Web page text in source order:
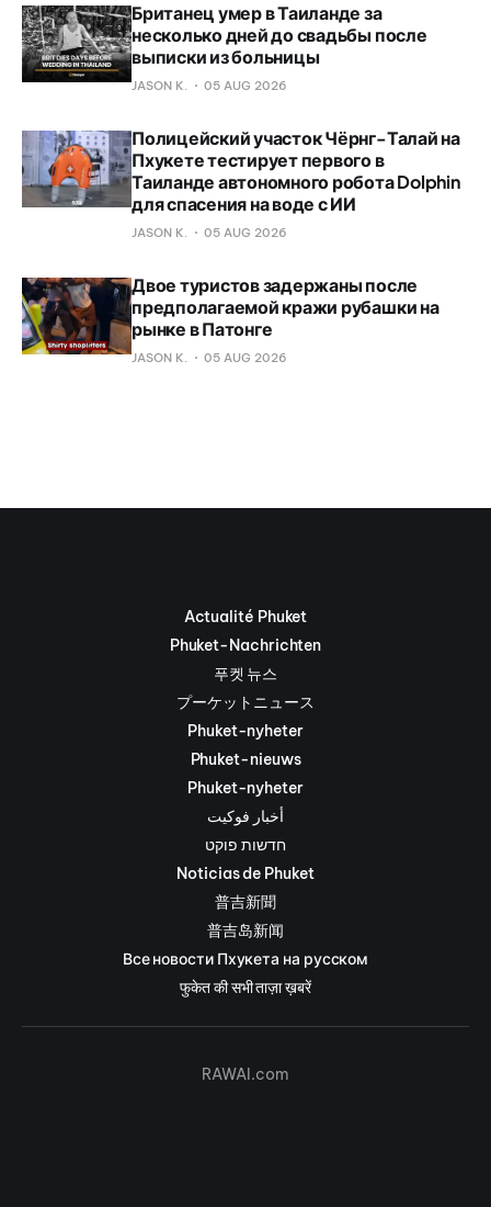
Британец умер в Таиланде за
несколько дней до свадьбы после
выписки из больницы
JASON K. 05 AUG 2026
Полицейский участок Чёрнг-Талай на
Пхукете тестирует первого в
Таиланде автономного робота Dolphin
для спасения на воде с ИИ
JASON K. 05 AUG 2026
Двое туристов задержаны после
предполагаемой кражи рубашки на
рынке в Патонге
JASON K. 05 AUG 2026
Actualité Phuket
Phuket-Nachrichten
푸켓 뉴스
プーケットニュース
Phuket-nyheter
Phuket-nieuws
Phuket-nyheter
أخبار فوكيت
חדשות פוקט
Noticias de Phuket
普吉新聞
普吉岛新闻
Все новости Пхукета на русском
फुकेत की सभी ताज़ा ख़बरें
RAWAI.com